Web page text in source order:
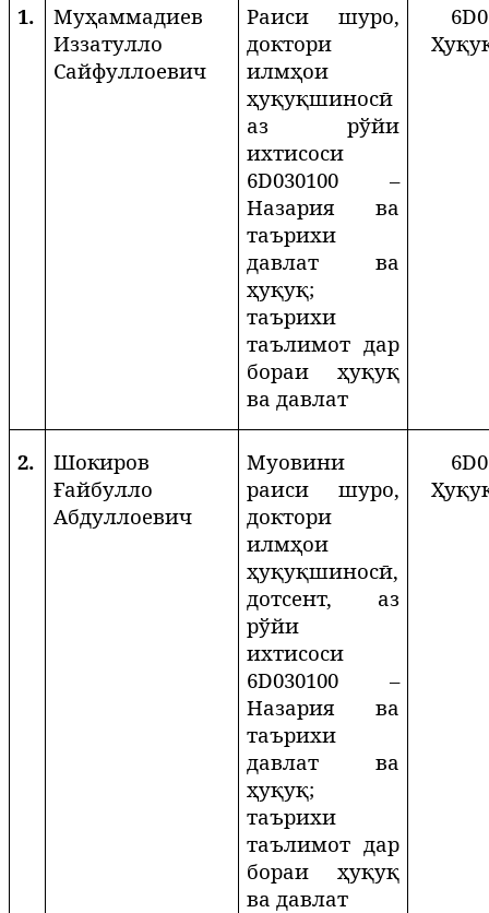
1.
Муҳаммадиев
Иззатулло
Сайфуллоевич
Раиси шуро,
доктори
илмҳои
ҳуқуқшиносӣ
аз рўйи
ихтисоси
6D030100 –
Назария ва
таърихи
давлат ва
ҳуқуқ;
таърихи
таълимот дар
бораи ҳуқуқ
ва давлат
6D
2.
Шокиров
Ғайбулло
Абдуллоевич
Муовини
раиси шуро,
доктори
илмҳои
ҳуқуқшиносӣ,
дотсент,
аз
рўйи
ихтисоси
6D030100 –
Назария ва
таърихи
давлат ва
ҳуқуқ;
таърихи
таълимот дар
бораи ҳуқуқ
ва давлат
6D